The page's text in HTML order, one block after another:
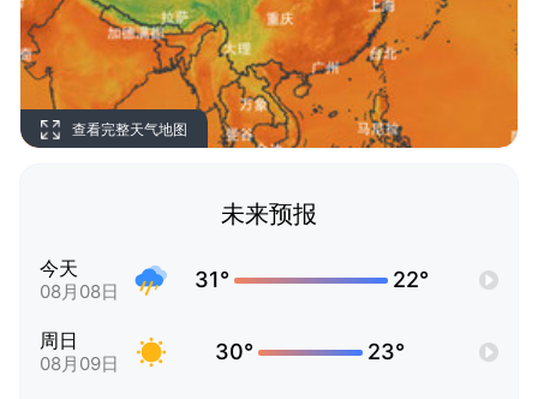
查看完整天气地图
未来预报
今天
08月08日 31° 22°
周日
08月09日 30° 23°